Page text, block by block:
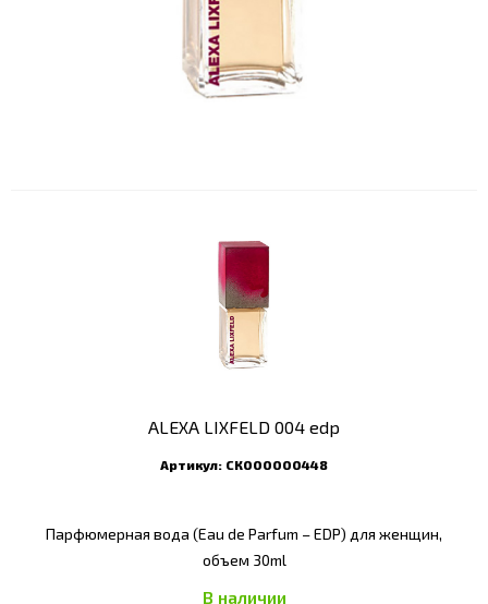
ALEXA LIXFELD 004 edp
Артикул: СК000000448
Парфюмерная вода (Eau de Parfum – EDP) для женщин,
объем 30ml
В наличии